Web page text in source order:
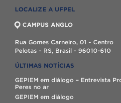
LOCALIZE A UFPEL
CAMPUS ANGLO
Rua Gomes Carneiro, 01 - Centro
Pelotas - RS, Brasil - 96010-610
ÚLTIMAS NOTÍCIAS
GEPIEM em diálogo – Entrevista
Peres no ar
GEPIEM em diálogo